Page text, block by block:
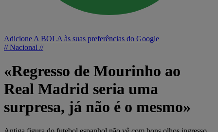
Adicione A BOLA às suas preferências do Google
// Nacional //
«Regresso de Mourinho ao
Real Madrid seria uma
surpresa, já não é o mesmo»